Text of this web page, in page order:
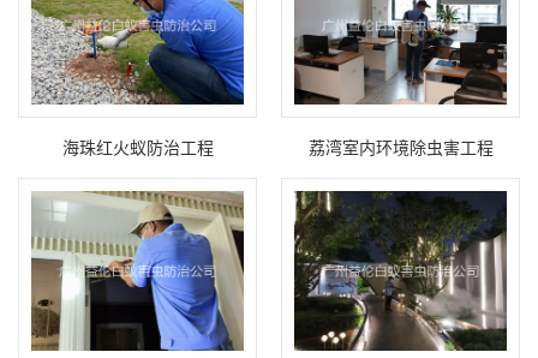
海珠红火蚁防治工程 荔湾室内环境除虫害工程